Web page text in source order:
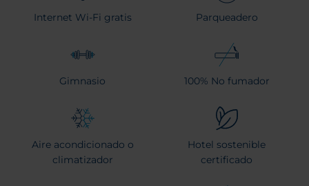
Internet Wi-Fi gratis Parqueadero
Gimnasio 100% No fumador
Aire acondicionado o
climatizador
Hotel sostenible
certificado